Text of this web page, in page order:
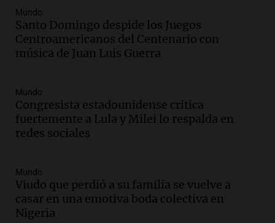
Episodios
Audio.La historia de la servilleta que
firmó Jorge Messi para el primer
contrato de Leo con Barcelona
Audio.Joan Gaspart: "Sin Jorge, no sé si
Messi hubiera llegado adonde llegó"
Una mañana para todos
Audio.
Jorge Messi en una entrevista con Rony
Vargas en 2007
Una mañana para todos
Mundo
Santo Domingo despide los Juegos
Centroamericanos del Centenario con
música de Juan Luis Guerra
Mundo
Congresista estadounidense critica
fuertemente a Lula y Milei lo respalda en
redes sociales
Mundo
Viudo que perdió a su familia se vuelve a
casar en una emotiva boda colectiva en
Nigeria